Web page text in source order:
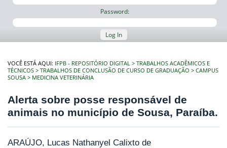
Password:
Log In
VOCÊ ESTÁ AQUI: IFPB - REPOSITÓRIO DIGITAL
TRABALHOS ACADÊMICOS E
TÉCNICOS
TRABALHOS DE CONCLUSÃO DE CURSO DE GRADUAÇÃO
CAMPUS
SOUSA
MEDICINA VETERINÁRIA
Alerta sobre posse responsável de
animais no município de Sousa, Paraíba.
ARAÚJO, Lucas Nathanyel Calixto de